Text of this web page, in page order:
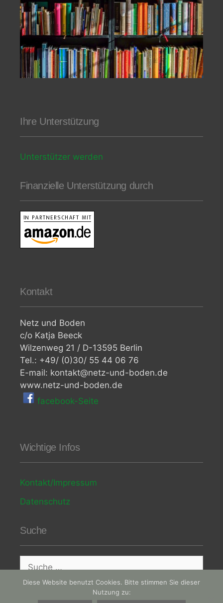
Ihre Unterstützung
Unterstützer werden
Finanzielle Unterstützung durch
Kontakt
Netz und Boden
c/o Katja Beeck
Wilzenweg 21 / D-13595 Berlin
Tel.: +49/ (0)30/ 55 44 06 76
E-mail: kontakt@netz-und-boden.de
www.netz-und-boden.de
facebook-Seite
Wichtige Infos
Kontakt/Impressum
Datenschutz
Suche
Diese Website benutzt Cookies. Bitte stimmen Sie dieser
Nutzung zu: